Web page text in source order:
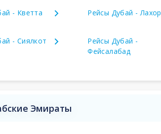
- Кветта Рейсы Дубай - Лахор
- Сиялкот
Рейсы Дубай -
Фейсалабад
Эмираты